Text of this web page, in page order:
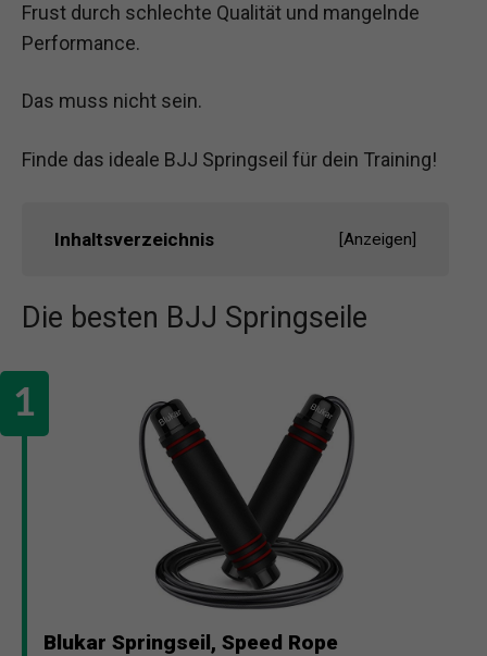
Frust durch schlechte Qualität und mangelnde
Performance.
Das muss nicht sein.
Finde das ideale BJJ Springseil für dein Training!
Inhaltsverzeichnis [Anzeigen]
Die besten BJJ Springseile
Blukar Springseil, Speed Rope